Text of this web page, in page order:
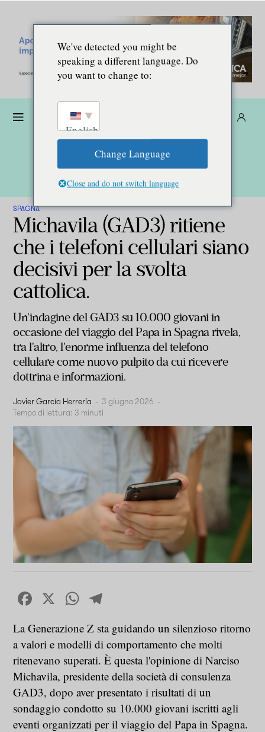
SPAGNA
Michavila (GAD3) ritiene
che i telefoni cellulari siano
decisivi per la svolta
cattolica.
Un'indagine del GAD3 su 10.000 giovani in
occasione del viaggio del Papa in Spagna rivela,
tra l'altro, l'enorme influenza del telefono
cellulare come nuovo pulpito da cui ricevere
dottrina e informazioni.
Javier García Herrería - 3 giugno 2026 -
Tempo di lettura: 3 minuti
Facebook
X WhatsApp
La Generazione Z sta guidando un silenzioso ritorno
a valori e modelli di comportamento che molti
ritenevano superati. È questa l'opinione di Narciso
Michavila, presidente della società di consulenza
GAD3, dopo aver presentato i risultati di un
sondaggio condotto su 10.000 giovani iscritti agli
eventi organizzati per il viaggio del Papa in Spagna.
We've detected you might be
speaking a different language. Do
you want to change to:
English
Change Language
Close and do not switch language